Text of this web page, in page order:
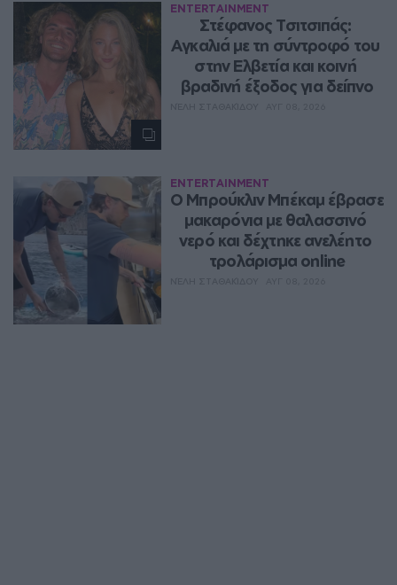
ENTERTAINMENT
Στέφανος Τσιτσιπάς:
Αγκαλιά με τη σύντροφό του
στην Ελβετία και κοινή
βραδινή έξοδος για δείπνο
ENTERTAINMENT
Ο Μπρούκλιν Μπέκαμ έβρασε
μακαρόνια με θαλασσινό
νερό και δέχτηκε ανελέητο
τρολάρισμα online